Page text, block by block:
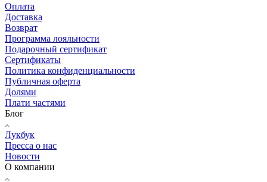
Оплата
Доставка
Возврат
Программа лояльности
Подарочный сертификат
Сертификаты
Политика конфиденциальности
Публичная оферта
Долями
Плати частями
Блог
Лукбук
Пресса о нас
Новости
О компании